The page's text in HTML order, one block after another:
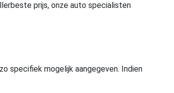
prijs, onze auto specialisten
specifiek mogelijk aangegeven. Indien